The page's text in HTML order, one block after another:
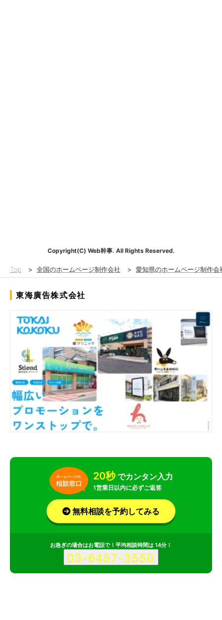
Copyright(C) Web幹事. All Rights Reserved.
Top > 全国のホームページ制作会社 > 愛知県のホームページ制作会
東海廣告株式会社
20秒でカンタン入力
1営業日以内に必ずご返答
無料相談を予約してみる
お急ぎの場合はお電話で！平均相談時間は 14分！